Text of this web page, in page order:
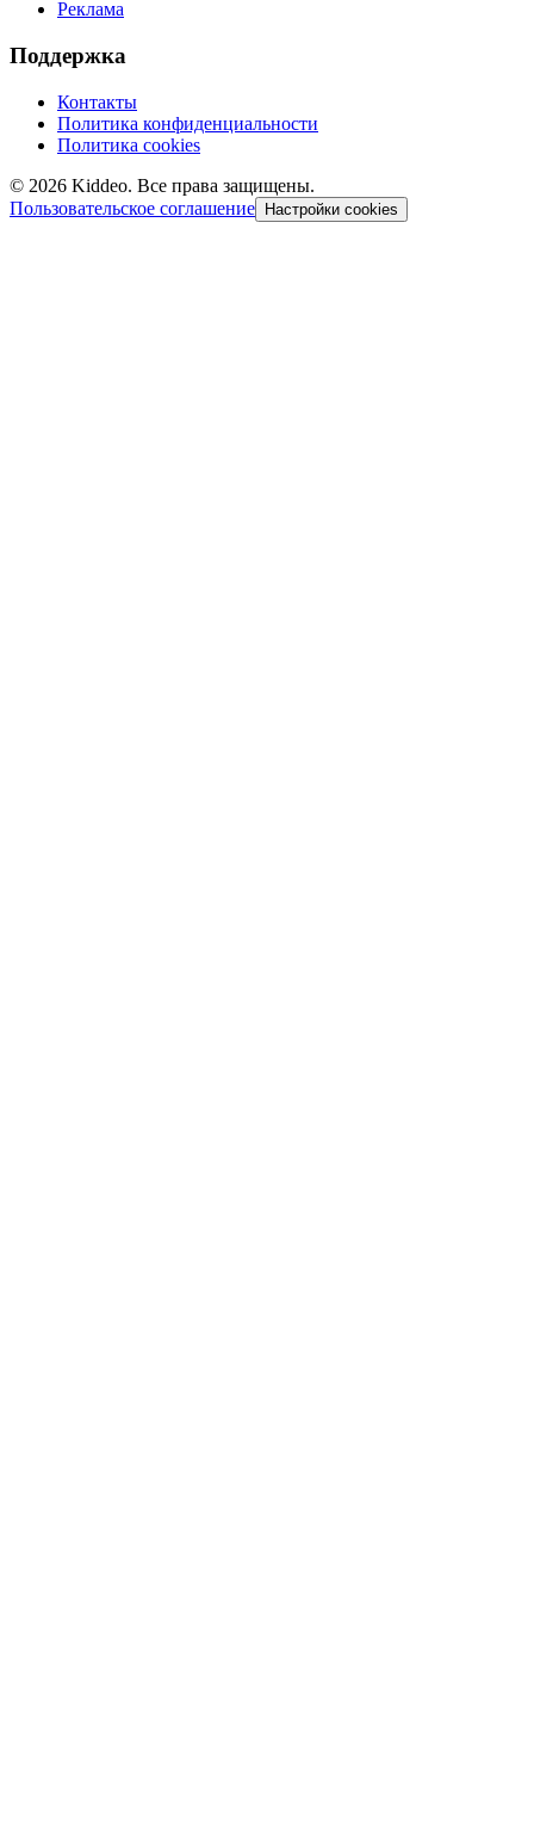
Реклама
Поддержка
Контакты
Политика конфиденциальности
Политика cookies
© 2026 Kiddeo. Все права защищены.
Пользовательское соглашение
Настройки cookies